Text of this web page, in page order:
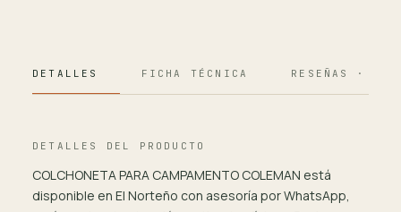
DETALLES FICHA TÉCNICA RESEÑAS · 124
DETALLES DEL PRODUCTO
COLCHONETA PARA CAMPAMENTO COLEMAN está
disponible en El Norteño con asesoría por WhatsApp,